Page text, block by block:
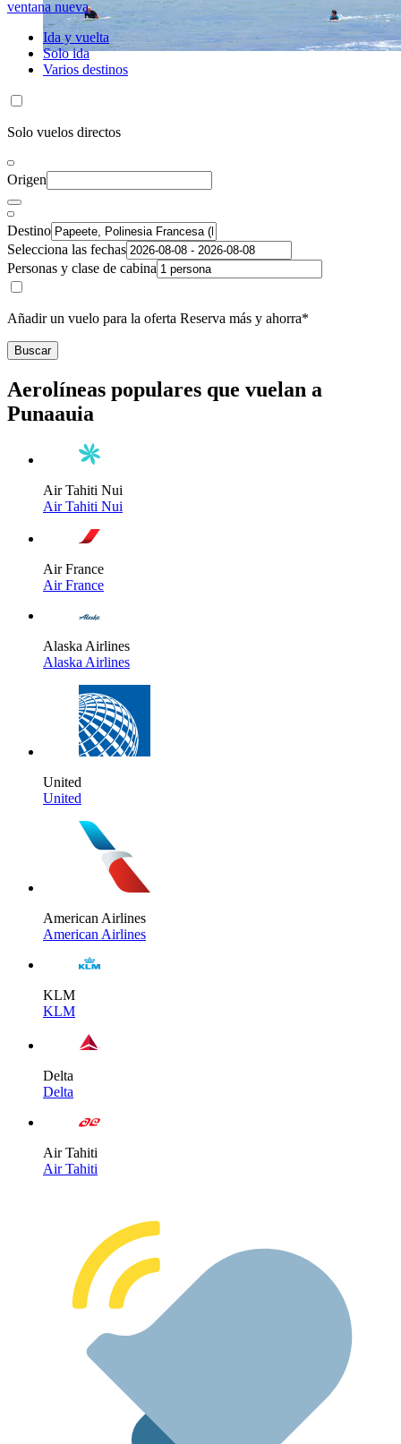
ventana nueva
Ida y vuelta
Solo ida
Varios destinos
Solo vuelos directos
Origen
Destino
Selecciona las fechas
Personas y clase de cabina
Añadir un vuelo para la oferta Reserva más y ahorra*
Buscar
Aerolíneas populares que vuelan a
Punaauia
Air Tahiti Nui
Air Tahiti Nui
Air France
Air France
Alaska Airlines
Alaska Airlines
United
United
American Airlines
American Airlines
KLM
KLM
Delta
Delta
Air Tahiti
Air Tahiti